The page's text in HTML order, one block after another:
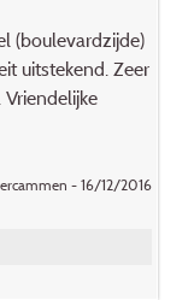
(boulevardzijde)
uitstekend. Zeer
Vriendelijke
- 16/12/2016